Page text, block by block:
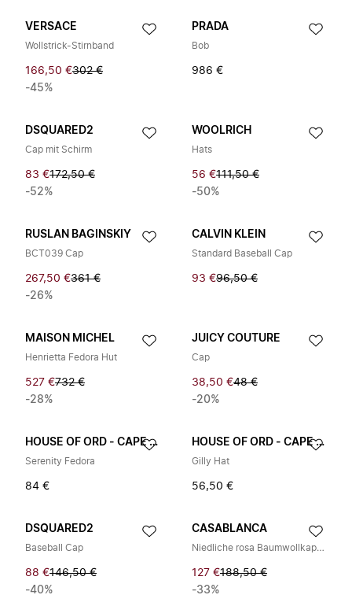
VERSACE
Wollstrick-Stirnband
166,50 €302 €
-45%
PRADA
Bob
986 €
DSQUARED2
Cap mit Schirm
83 €172,50 €
-52%
WOOLRICH
Hats
56 €111,50 €
-50%
RUSLAN BAGINSKIY
BCT039 Cap
267,50 €361 €
-26%
CALVIN KLEIN
Standard Baseball Cap
93 €96,50 €
MAISON MICHEL
Henrietta Fedora Hut
527 €732 €
-28%
JUICY COUTURE
Cap
38,50 €48 €
-20%
HOUSE OF ORD - CAPE TOWN
Serenity Fedora
84 €
HOUSE OF ORD - CAPE TOWN
Gilly Hat
56,50 €
DSQUARED2
Baseball Cap
88 €146,50 €
-40%
CASABLANCA
Niedliche rosa Baumwollkappe
127 €188,50 €
-33%